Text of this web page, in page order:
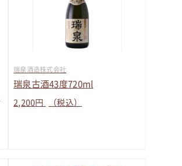
瑞泉酒造株式会社
瑞泉古酒43度720ml
2,200円 （税込）